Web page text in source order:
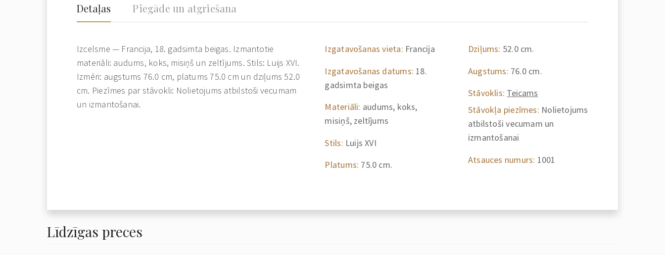
Detaļas Piegāde un atgriešana
Izcelsme — Francija, 18. gadsimta beigas. Izmantotie
materiāli: audums, koks, misiņš un zeltījums. Stils: Luijs XVI.
Izmēri: augstums 76.0 cm, platums 75.0 cm un dziļums 52.0
cm. Piezīmes par stāvokli: Nolietojums atbilstoši vecumam
un izmantošanai.
Izgatavošanas vieta: Francija
Izgatavošanas datums: 18.
gadsimta beigas
Materiāli: audums, koks,
misiņš, zeltījums
Stils: Luijs XVI
Platums: 75.0 cm.
Dziļums: 52.0 cm.
Augstums: 76.0 cm.
Stāvoklis: Teicams
Stāvokļa piezīmes: Nolietojums
atbilstoši vecumam un
izmantošanai
Atsauces numurs: 1001
Līdzīgas preces